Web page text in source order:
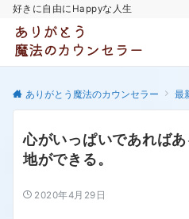
好きに自由にHappyな人生
ありがとう魔法のカウンセラー 最
心がいっぱいであれば
地ができる。
2020年4月29日